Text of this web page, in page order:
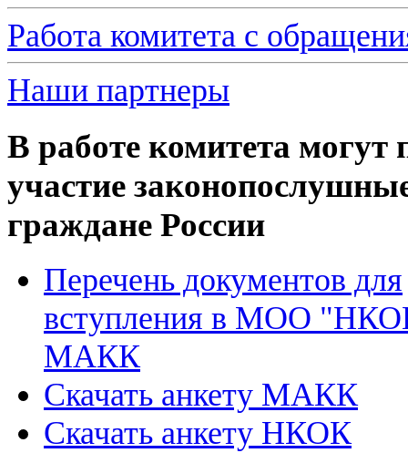
Работа комитета с
Наши партнеры
В работе комитета могут
участие
граждане России
Перечень документов для
вступления в МОО
МАКК
Скачать анкету МАКК
Скачать анкету НКОК